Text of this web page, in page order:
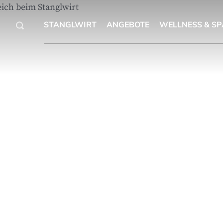
STANGLWIRT ANGEBOTE WELLNESS &